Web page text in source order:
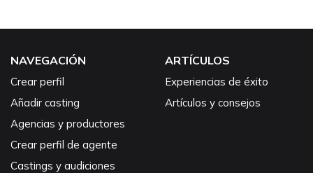
NAVEGACIÓN
Crear perfil
Añadir casting
Agencias y productores
Crear perfil de agente
Castings y audiciones
ARTÍCULOS
Experiencias de éxito
Artículos y consejos